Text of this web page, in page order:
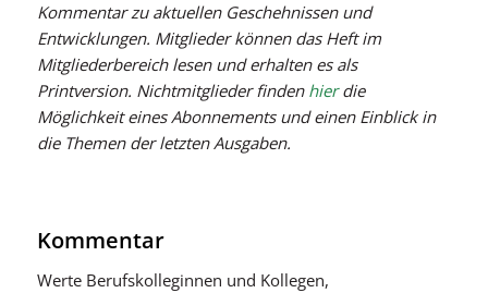
Kommentar zu aktuellen Geschehnissen und
Entwicklungen. Mitglieder können das Heft im
Mitgliederbereich lesen und erhalten es als
Printversion. Nichtmitglieder finden hier die
Möglichkeit eines Abonnements und einen Einblick in
die Themen der letzten Ausgaben.
Kommentar
Werte Berufskolleginnen und Kollegen,